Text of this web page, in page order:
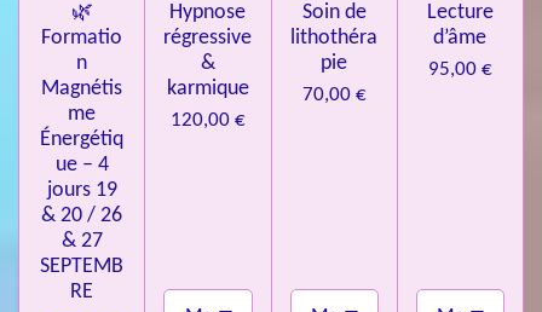
🌿
Formatio
n
Magnétis
me
Énergétiq
ue – 4
jours 19
& 20 / 26
& 27
SEPTEMB
RE
Hypnose
régressive
&
karmique
120,00 €
Soin de
lithothéra
pie
70,00 €
Lecture
d’âme
95,00 €